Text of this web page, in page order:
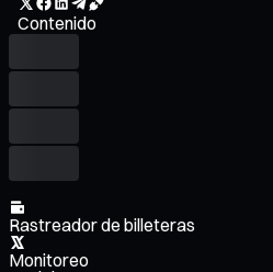
Contenido
Rastreador de billeteras
Monitoreo